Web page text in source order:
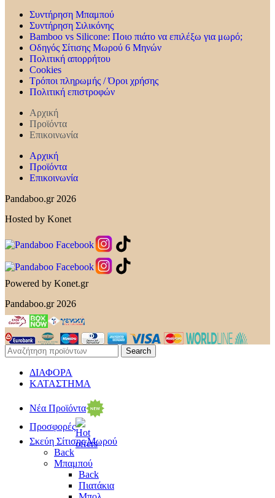
Συντήρηση Mπαμπού
Συντήρηση Σιλικόνης
Bamboo vs Silicone: Ποιο πιάτο να επιλέξω για μωρό;
Οδηγός Σίτισης Μωρού 6 Μηνών
Πολιτική απορρήτου
Cookies
Τρόποι πληρωμής / Όροι χρήσης
Πολιτική επιστροφών
Αρχική
Προϊόντα
Επικοινωνία
Αρχική
Προϊόντα
Επικοινωνία
Pandaboo.gr 2026
Hosted by Konet
Powered by Konet.gr
Pandaboo.gr 2026
Search
ΔΙΑΦΟΡΑ
ΚΑΤΑΣΤΗΜΑ
Νέα Προϊόντα
Προσφορές
Σκεύη Σίτισης Μωρού
Back
Μπαμπού
Back
Πιατάκια